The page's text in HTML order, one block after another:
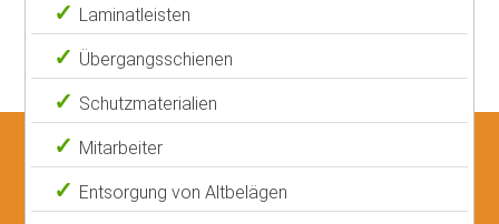
Laminatleisten
Übergangsschienen
Schutzmaterialien
Mitarbeiter
Entsorgung von Altbelägen